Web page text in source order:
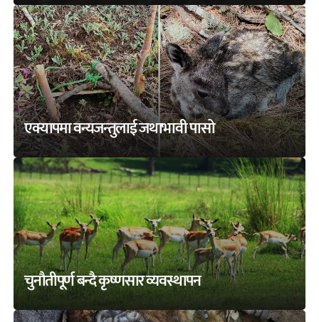
एक्यापमा वन्यजन्तुलाई जथाभावी पासो
चुनौतीपूर्ण बन्दै कृष्णसार व्यवस्थापन